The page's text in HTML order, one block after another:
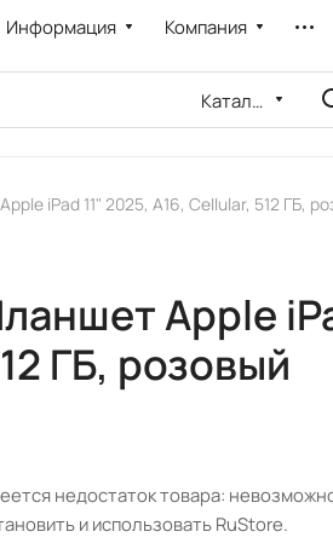
Информация Компания
Каталог
iPad 11" 2025, A16, Cellular, 512 ГБ,
Apple
ГБ, розовый
недостаток товара:
и использовать RuStore.